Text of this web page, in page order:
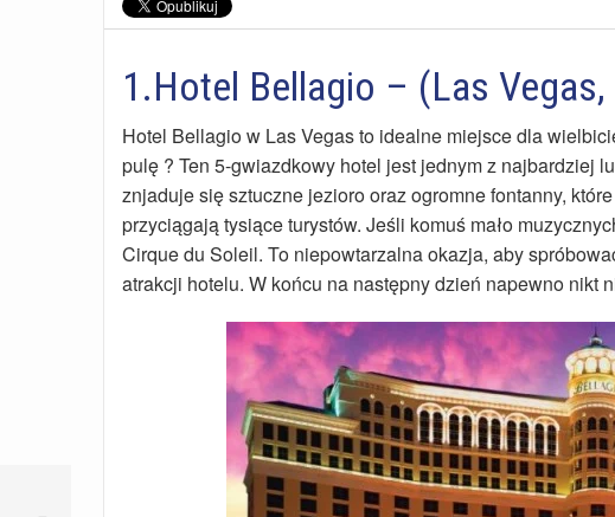
1.Hotel Bellagio – (Las
Hotel Bellagio w Las Vegas to idealne miejsce dla
pulę ? Ten 5-gwiazdkowy hotel jest jednym z najbardziej
znjaduje się sztuczne jezioro oraz ogromne fontanny,
przyciągają tysiące turystów. Jeśli komuś mało
Cirque du Soleil. To niepowtarzalna okazja, aby
atrakcji hotelu. W końcu na następny dzień napewno nikt